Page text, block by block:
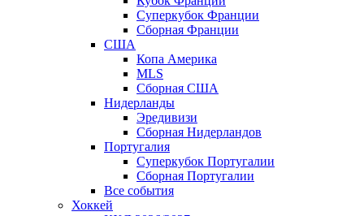
Суперкубок Франции
Сборная Франции
США
Копа Америка
MLS
Сборная США
Нидерланды
Эредивизи
Сборная Нидерландов
Португалия
Суперкубок Португалии
Сборная Португалии
Все события
Хоккей